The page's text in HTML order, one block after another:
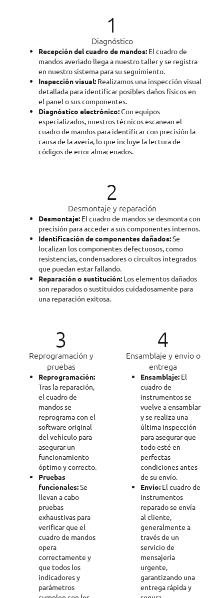
1
Diagnóstico
Recepción del cuadro de mandos: El cuadro de
mandos averiado llega a nuestro taller y se registra
en nuestro sistema para su seguimiento.
Inspección visual: Realizamos una inspección visual
detallada para identificar posibles daños físicos en
el panel o sus componentes.
Diagnóstico electrónico:Con equipos
especializados, nuestros técnicos escanean el
cuadro de mandos para identificar con precisión la
causa de la avería, lo que incluye la lectura de
códigos de error almacenados.
2
Desmontaje y reparación
Desmontaje: El cuadro de mandos se desmonta con
precisión para acceder a sus componentes internos.
Identificación de componentes dañados:Se
localizan los componentes defectuosos, como
resistencias, condensadores o circuitos integrados
que puedan estar fallando.
Reparación o sustitución: Los elementos dañados
son reparados o sustituidos cuidadosamente para
una reparación exitosa.
3
Reprogramación y
pruebas
Reprogramación:
Tras la reparación,
el cuadro de
mandos se
reprograma con el
software original
del vehículo para
asegurar un
funcionamiento
óptimo y correcto.
Pruebas
funcionales:Se
llevan a cabo
pruebas
exhaustivas para
verificar que el
cuadro de mandos
opera
correctamente y
que todos los
indicadores y
parámetros
4
Ensamblaje y envio o
entrega
Ensamblaje: El
cuadro de
instrumentos se
vuelve a ensamblar
y se realiza una
última inspección
para asegurar que
todo esté en
perfectas
condiciones antes
de su envío.
Envío: El cuadro de
instrumentos
reparado se envía
al cliente,
generalmente a
través de un
servicio de
mensajería
urgente,
garantizando una
entrega rápida y